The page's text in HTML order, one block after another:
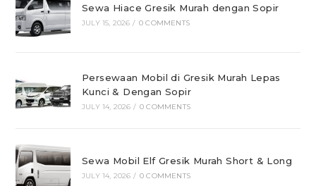
Sewa Hiace Gresik Murah dengan Sopir
JULY 15, 2026 / 0 COMMENTS
Persewaan Mobil di Gresik Murah Lepas
Kunci & Dengan Sopir
JULY 14, 2026 / 0 COMMENTS
Sewa Mobil Elf Gresik Murah Short & Long
JULY 14, 2026 / 0 COMMENTS